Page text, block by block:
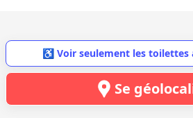
♿ Voir seulement les toilettes
Se